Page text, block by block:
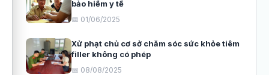
bảo hiểm y tế
📅 01/06/2025
Xử phạt chủ cơ sở chăm sóc sức khỏe tiêm
filler không có phép
📅 08/08/2025